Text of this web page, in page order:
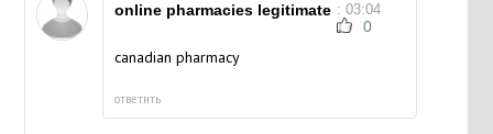
online pharmacies legitimate : 03:04
0
canadian pharmacy
ответить